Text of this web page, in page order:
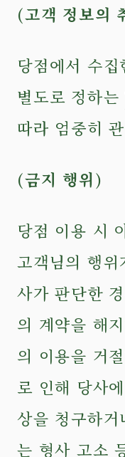
(고객 정보의
당점에서 수
별도로 정하는
따라 엄중히
(금지 행위)
당점 이용 시
고객님의 행
사가 판단한
의 계약을 해
의 이용을 거
로 인해 당사
상을 청구하
는 형사 고소